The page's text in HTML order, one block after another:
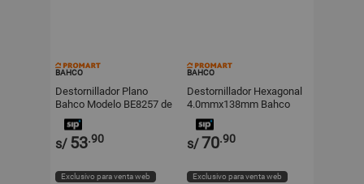
BAHCO
Destornillador Plano
Bahco Modelo BE8257 de
Acero 8.0x175mm
s/ 53.90
Exclusivo para venta web
BAHCO
Destornillador Hexagonal
4.0mmx138mm Bahco
Modelo 900T040150
s/70.90
Exclusivo para venta web